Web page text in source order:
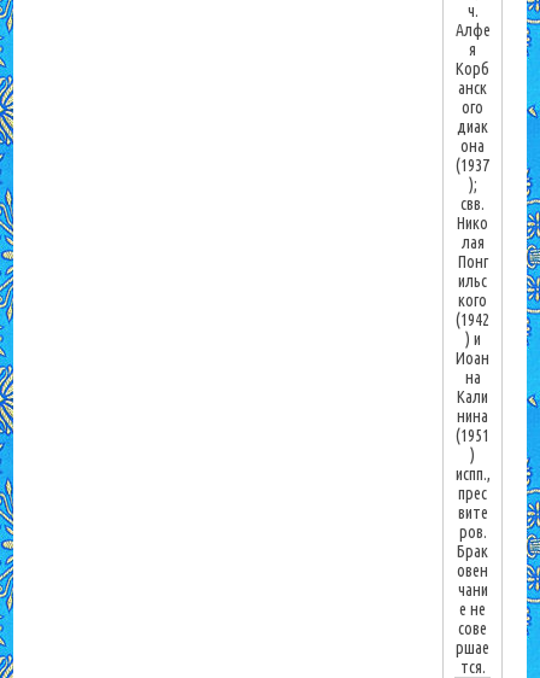
ч.
Алфе
я
Корб
анск
ого
диак
она
(1937
);
свв.
Нико
лая
Понг
ильс
кого
(1942
) и
Иоан
на
Кали
нина
(1951
)
испп.,
прес
вите
ров.
Брак
овен
чани
е не
сове
ршае
тся.